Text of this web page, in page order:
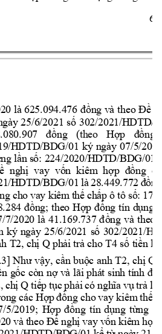
6
0 là 625.094.476 đồng và theo Đề
25/6/2021 số 302/2021/HDTD/B
đồng (theo Hợp
đồng
HDTD/BDG/01 ký ngày 07/5/2019
ng lần số: 224/2020/HDTD/BDG/01
nghị
  vay  v
ốn  kiêm  hợp  đồng
HDTD/BDG/01 là 28.449.772 đồ
cho vay kiêm thế chấp ô tô số:
đồng; theo Hợp đồng tín dụng
7/2020 là 41.169.737 đồng và theo
ký ngày 25/6/2021 số 302/2021/
T2, chị Q phải trả cho T4 số tiền
Như vậy, cần buộc anh T2, chị Q
n gốc còn nợ và lãi phát sinh tính
, chị Q tiếp tục phải có nghĩa vụ trả
các Hợp đồng cho vay kiêm thế
5/2019; Hợp đồng tín dụng từng
0 và theo Đề nghị vay vốn kiêm hợp